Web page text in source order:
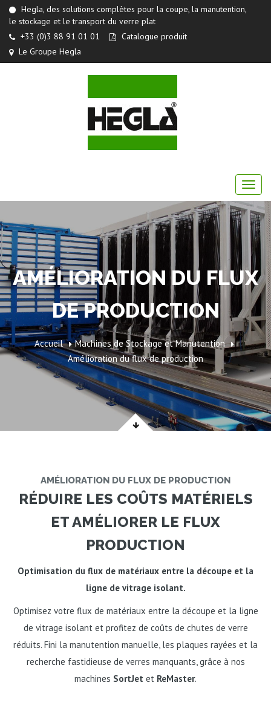
Hegla, des solutions complètes pour la coupe, la manutention,
le stockage et le transport du verre plat
+33 (0)3 88 91 01 01
Catalogue produit
Le Groupe Hegla
AMÉLIORATION DU FLUX
DE PRODUCTION
Accueil
Machines de Stockage et Manutention
Amélioration du flux de production
AMÉLIORATION DU FLUX DE PRODUCTION
RÉDUIRE LES COÛTS MATÉRIELS
ET AMÉLIORER LE FLUX
PRODUCTION
Optimisation du flux de matériaux entre la découpe et la
ligne de vitrage isolant.
Optimisez votre flux de matériaux entre la découpe et la ligne
de vitrage isolant et profitez de coûts de chutes de verre
réduits. Fini la manutention manuelle, les plaques rayées et la
recherche fastidieuse de verres manquants, grâce à nos
machines SortJet et ReMaster.